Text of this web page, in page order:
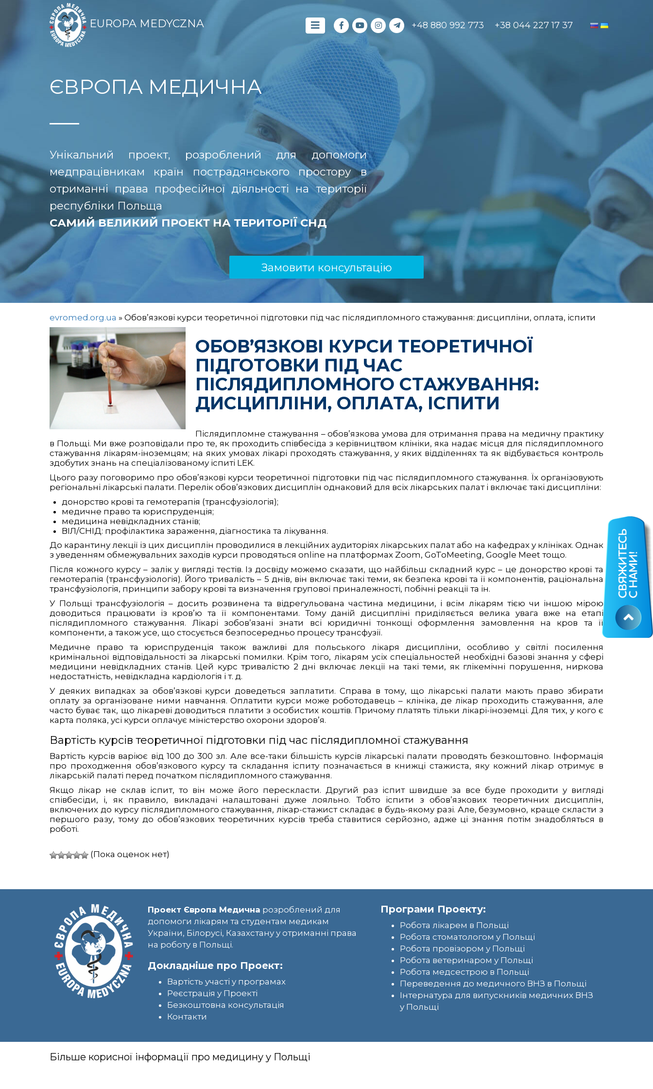
EUROPA MEDYCZNA +48 880 992 773 +38 044 227 17 37
ЄВРОПА МЕДИЧНА
Унікальний проект, розроблений для допомоги
медпрацівникам країн пострадянського простору в
отриманні права професійної діяльності на території
республіки Польща
САМИЙ ВЕЛИКИЙ ПРОЕКТ НА ТЕРИТОРІЇ СНД
Замовити консультацію
evromed.org.ua » Обов’язкові курси теоретичної підготовки під час післядипломного стажування: дисципліни, оплата, іспити
ОБОВ’ЯЗКОВІ КУРСИ ТЕОРЕТИЧНОЇ
ПІДГОТОВКИ ПІД ЧАС
ПІСЛЯДИПЛОМНОГО СТАЖУВАННЯ:
ДИСЦИПЛІНИ, ОПЛАТА, ІСПИТИ
Післядипломне стажування – обов’язкова умова для отримання права на медичну практику
в Польщі. Ми вже розповідали про те, як проходить співбесіда з керівництвом клініки, яка надає місця для післядипломного
стажування лікарям-іноземцям; на яких умовах лікарі проходять стажування, у яких відділеннях та як відбувається контроль
здобутих знань на спеціалізованому іспиті LEK.
Цього разу поговоримо про обов’язкові курси теоретичної підготовки під час післядипломного стажування. Їх організовують
регіональні лікарські палати. Перелік обов’язкових дисциплін однаковий для всіх лікарських палат і включає такі дисципліни:
донорство крові та гемотерапія (трансфузіологія);
медичне право та юриспруденція;
медицина невідкладних станів;
ВІЛ/СНІД: профілактика зараження, діагностика та лікування.
До карантину лекції із цих дисциплін проводилися в лекційних аудиторіях лікарських палат або на кафедрах у клініках. Однак
з уведенням обмежувальних заходів курси проводяться online на платформах Zoom, GoToMeeting, Google Meet тощо.
Після кожного курсу – залік у вигляді тестів. Із досвіду можемо сказати, що найбільш складний курс – це донорство крові та
гемотерапія (трансфузіологія). Його тривалість – 5 днів, він включає такі теми, як безпека крові та її компонентів, раціональна
трансфузіологія, принципи забору крові та визначення групової приналежності, побічні реакції та ін.
У Польщі трансфузіологія – досить розвинена та відрегульована частина медицини, і всім лікарям тією чи іншою мірою
доводиться працювати із кров’ю та її компонентами. Тому даній дисципліні приділяється велика увага вже на етапі
післядипломного стажування. Лікарі зобов’язані знати всі юридичні тонкощі оформлення замовлення на кров та її
компоненти, а також усе, що стосується безпосередньо процесу трансфузії.
Медичне право та юриспруденція також важливі для польського лікаря дисципліни, особливо у світлі посилення
кримінальної відповідальності за лікарські помилки. Крім того, лікарям усіх спеціальностей необхідні базові знання у сфері
медицини невідкладних станів. Цей курс тривалістю 2 дні включає лекції на такі теми, як глікемічні порушення, ниркова
недостатність, невідкладна кардіологія і т. д.
У деяких випадках за обов’язкові курси доведеться заплатити. Справа в тому, що лікарські палати мають право збирати
оплату за організоване ними навчання. Оплатити курси може роботодавець – клініка, де лікар проходить стажування, але
часто буває так, що лікареві доводиться платити з особистих коштів. Причому платять тільки лікарі-іноземці. Для тих, у кого є
карта поляка, усі курси оплачує міністерство охорони здоров’я.
Вартість курсів теоретичної підготовки під час післядипломної стажування
Вартість курсів варіює від 100 до 300 зл. Але все-таки більшість курсів лікарські палати проводять безкоштовно. Інформація
про проходження обов’язкового курсу та складання іспиту позначається в книжці стажиста, яку кожний лікар отримує в
лікарській палаті перед початком післядипломного стажування.
Якщо лікар не склав іспит, то він може його перескласти. Другий раз іспит швидше за все буде проходити у вигляді
співбесіди, і, як правило, викладачі налаштовані дуже лояльно. Тобто іспити з обов’язкових теоретичних дисциплін,
включених до курсу післядипломного стажування, лікар-стажист складає в будь-якому разі. Але, безумовно, краще скласти з
першого разу, тому до обов’язкових теоретичних курсів треба ставитися серйозно, адже ці знання потім знадобляться в
роботі.
(Пока оценок нет)
Проект Європа Медична розроблений для
допомоги лікарям та студентам медикам
України, Білорусі, Казахстану у отриманні права
на роботу в Польщі.
Докладніше про Проект:
Вартість участі у програмах
Реєстрація у Проекті
Безкоштовна консультація
Контакти
Програми Проекту:
Робота лікарем в Польщі
Робота стоматологом у Польщі
Робота провізором у Польщі
Робота ветеринаром у Польщі
Робота медсестрою в Польщі
Переведення до медичного ВНЗ в Польщі
Інтернатура для випускників медичних ВНЗ
у Польщі
Більше корисної інформації про медицину у Польщі